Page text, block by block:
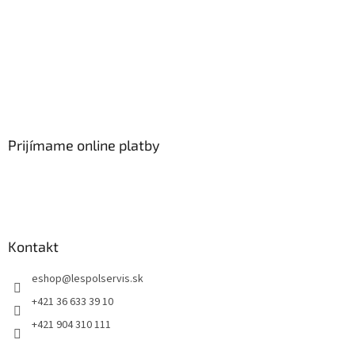
Prijímame online platby
Kontakt
eshop@lespolservis.sk
+421 36 633 39 10
+421 904 310 111